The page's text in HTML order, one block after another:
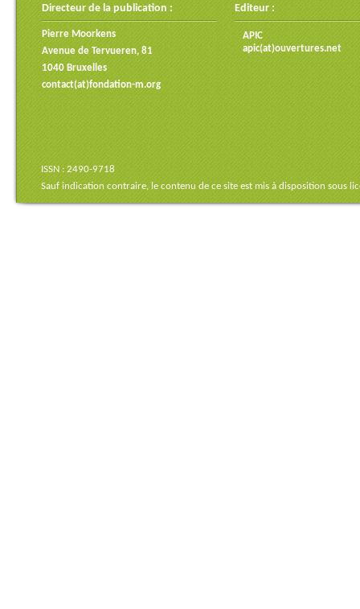
Directeur de la publication :
Pierre Moorkens
Avenue de Tervueren, 81
1040 Bruxelles
contact(at)fondation-m.org
Editeur :
APIC
apic(at)ouvertures.net
ISSN : 2490-9718
Sauf indication contraire, le contenu de ce site est mis à disposition sous